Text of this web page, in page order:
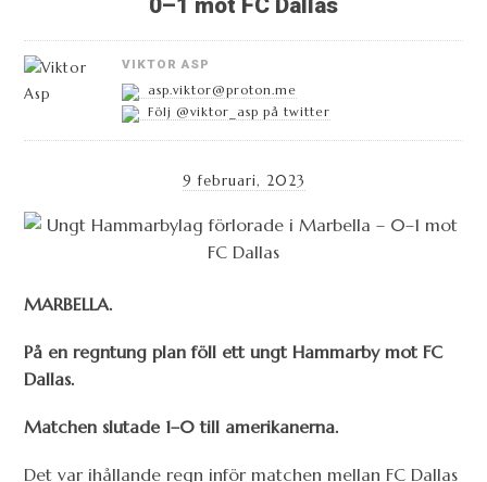
0–1 mot FC Dallas
VIKTOR ASP
asp.viktor@proton.me
Följ @viktor_asp på twitter
9 februari, 2023
MARBELLA.
På en regntung plan föll ett ungt Hammarby mot FC
Dallas.
Matchen slutade 1–0 till amerikanerna.
Det var ihållande regn inför matchen mellan FC Dallas